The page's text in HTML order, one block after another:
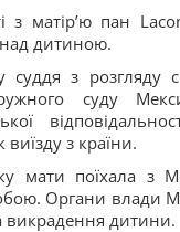
з матір’ю пан
над дитиною.
суддя з розгляду
суду
з країни.
мати поїхала з
Органи влади
викрадення дитини.